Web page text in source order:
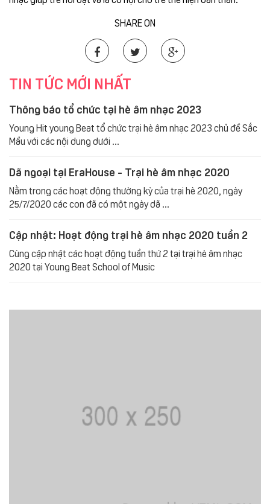
SHARE ON
TIN TỨC MỚI NHẤT
Thông báo tổ chức tại hè âm nhạc 2023
Young Hit young Beat tổ chức trại hè âm nhạc 2023 chủ đề Sắc
Mầu với các nội dung dưới ...
Dã ngoại tại EraHouse - Trại hè âm nhạc 2020
Nằm trong các hoạt động thường kỳ của trại hè 2020, ngày
25/7/2020 các con đã có một ngày dã ...
Cập nhật: Hoạt động trại hè âm nhạc 2020 tuần 2
Cùng cập nhật các hoạt động tuần thứ 2 tại trại hè âm nhạc
2020 tại Young Beat School of Music